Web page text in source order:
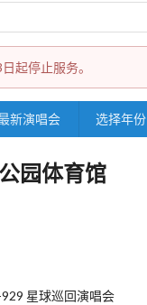
起停止服务。
新演唱会 选择年份
园体育馆
929 星球巡回演唱会